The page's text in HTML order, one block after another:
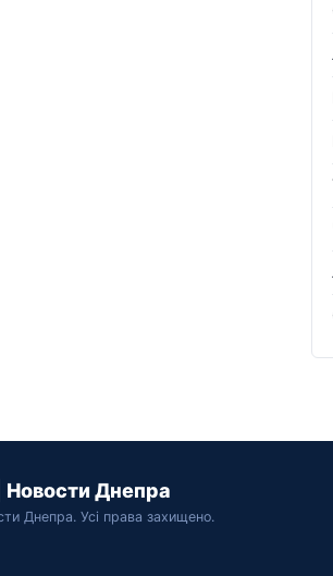
Новости Днепра
Днепра. Усі права захищено.